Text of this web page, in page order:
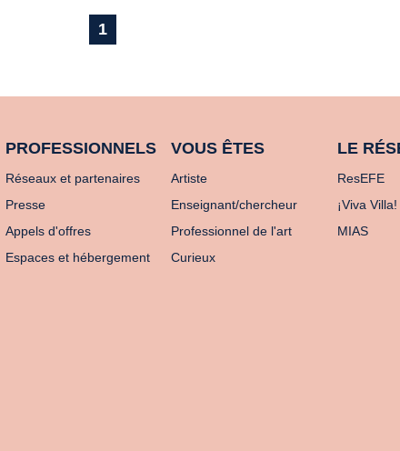
1
PROFESSIONNELS
Réseaux et partenaires
Presse
Appels d'offres
Espaces et hébergement
VOUS ÊTES
Artiste
Enseignant/chercheur
Professionnel de l'art
Curieux
LE
ResEFE
¡Viva Villa!
MIAS